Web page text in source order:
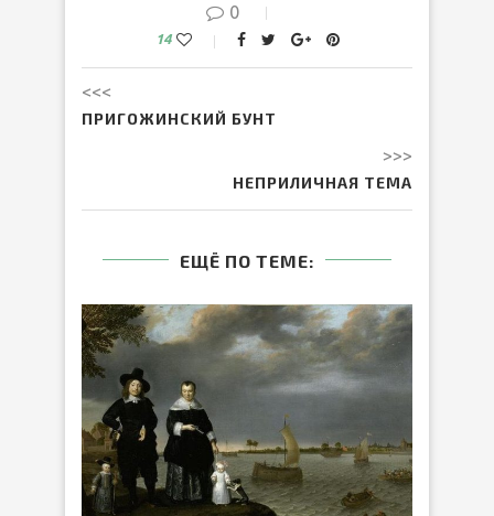
0
14
<<<
ПРИГОЖИНСКИЙ БУНТ
>>>
НЕПРИЛИЧНАЯ ТЕМА
ЕЩЁ ПО ТЕМЕ: